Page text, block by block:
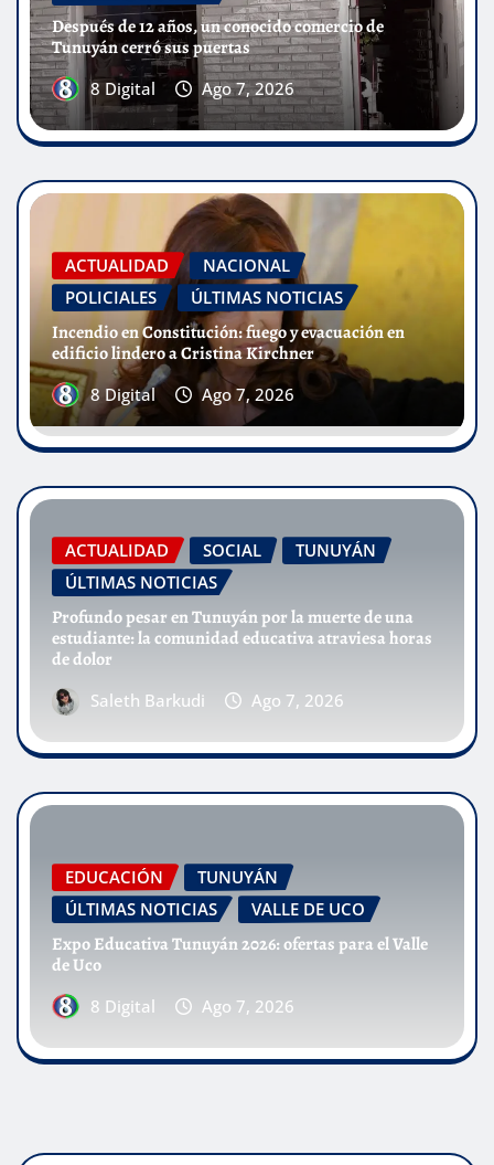
Después de 12 años, un conocido comercio de
Tunuyán cerró sus puertas
8 Digital Ago 7, 2026
ACTUALIDAD
NACIONAL
POLICIALES
ÚLTIMAS NOTICIAS
Incendio en Constitución: fuego y evacuación en
edificio lindero a Cristina Kirchner
8 Digital Ago 7, 2026
ACTUALIDAD SOCIAL
TUNUYÁN
ÚLTIMAS NOTICIAS
Profundo pesar en Tunuyán por la muerte de una
estudiante: la comunidad educativa atraviesa horas
de dolor
Saleth Barkudi Ago 7, 2026
EDUCACIÓN
TUNUYÁN
ÚLTIMAS NOTICIAS
VALLE DE UCO
Expo Educativa Tunuyán 2026: ofertas para el Valle
de Uco
8 Digital Ago 7, 2026